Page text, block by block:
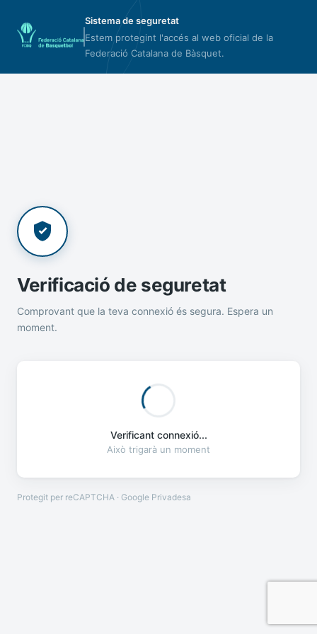
Sistema de seguretat
Estem protegint l'accés al web oficial de la
Federació Catalana de Bàsquet.
Verificació de seguretat
Comprovant que la teva connexió és segura. Espera un
moment.
Verificant connexió...
Això trigarà un moment
Protegit per reCAPTCHA · Google Privadesa